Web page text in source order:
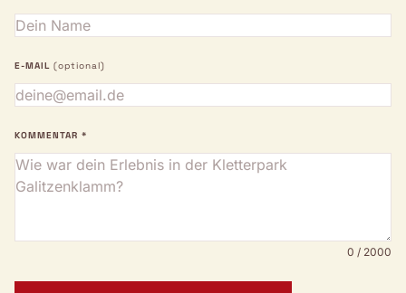
E-MAIL (optional)
KOMMENTAR *
0 / 2000